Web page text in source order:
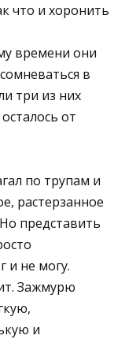
что и хоронить
времени они
в
три из них
от
по трупам и
растерзанное
представить
и не могу.
Зажмурю
и